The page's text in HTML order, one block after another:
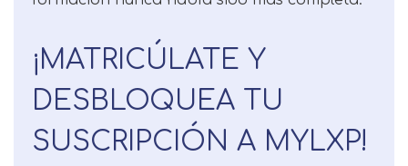
¡MATRICÚLATE Y
DESBLOQUEA TU
SUSCRIPCIÓN A MYLXP!
Solicitar
información
Telefono
Centro de